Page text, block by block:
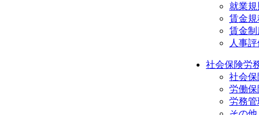
就業
賃金規
賃金制
人事
社会保険労
社会保
労働保
労務管